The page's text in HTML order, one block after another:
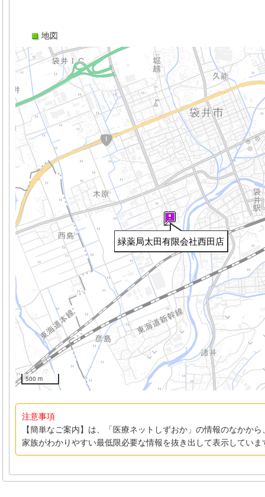
地図
緑薬局太田有限会社西田店
500 m
注意事項
【簡単なご案内】は、「医療ネットしずおか」の情報のなかか
家族がわかりやすい最低限必要な情報を抜き出して表示していま